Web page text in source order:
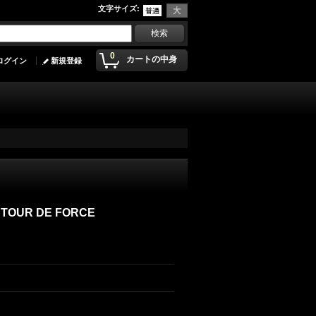
文字サイズ:
0 カートの中身
グイン 新規登録
DE FORCE